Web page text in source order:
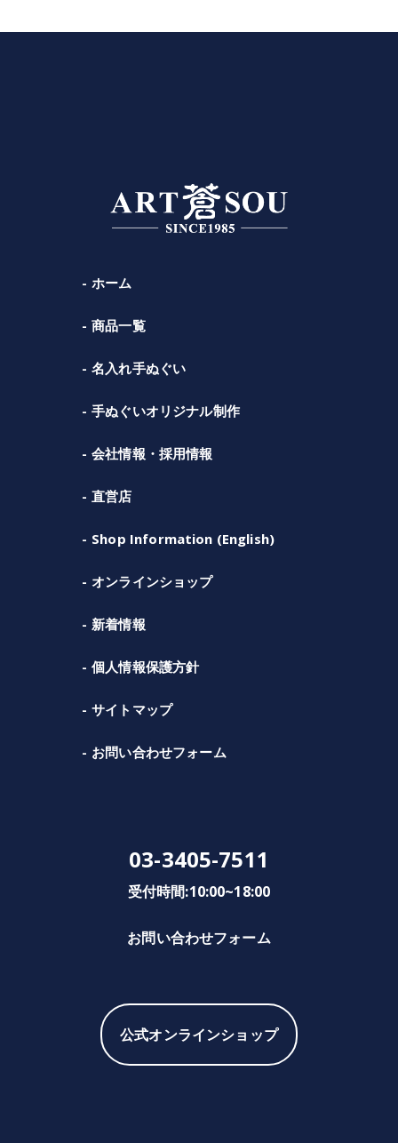
ホーム
商品一覧
名入れ手ぬぐい
手ぬぐいオリジナル制作
会社情報・採用情報
直営店
Shop Information (English)
オンラインショップ
新着情報
個人情報保護方針
サイトマップ
お問い合わせフォーム
03-3405-7511
受付時間:10:00~18:00
お問い合わせフォーム
公式オンラインショップ